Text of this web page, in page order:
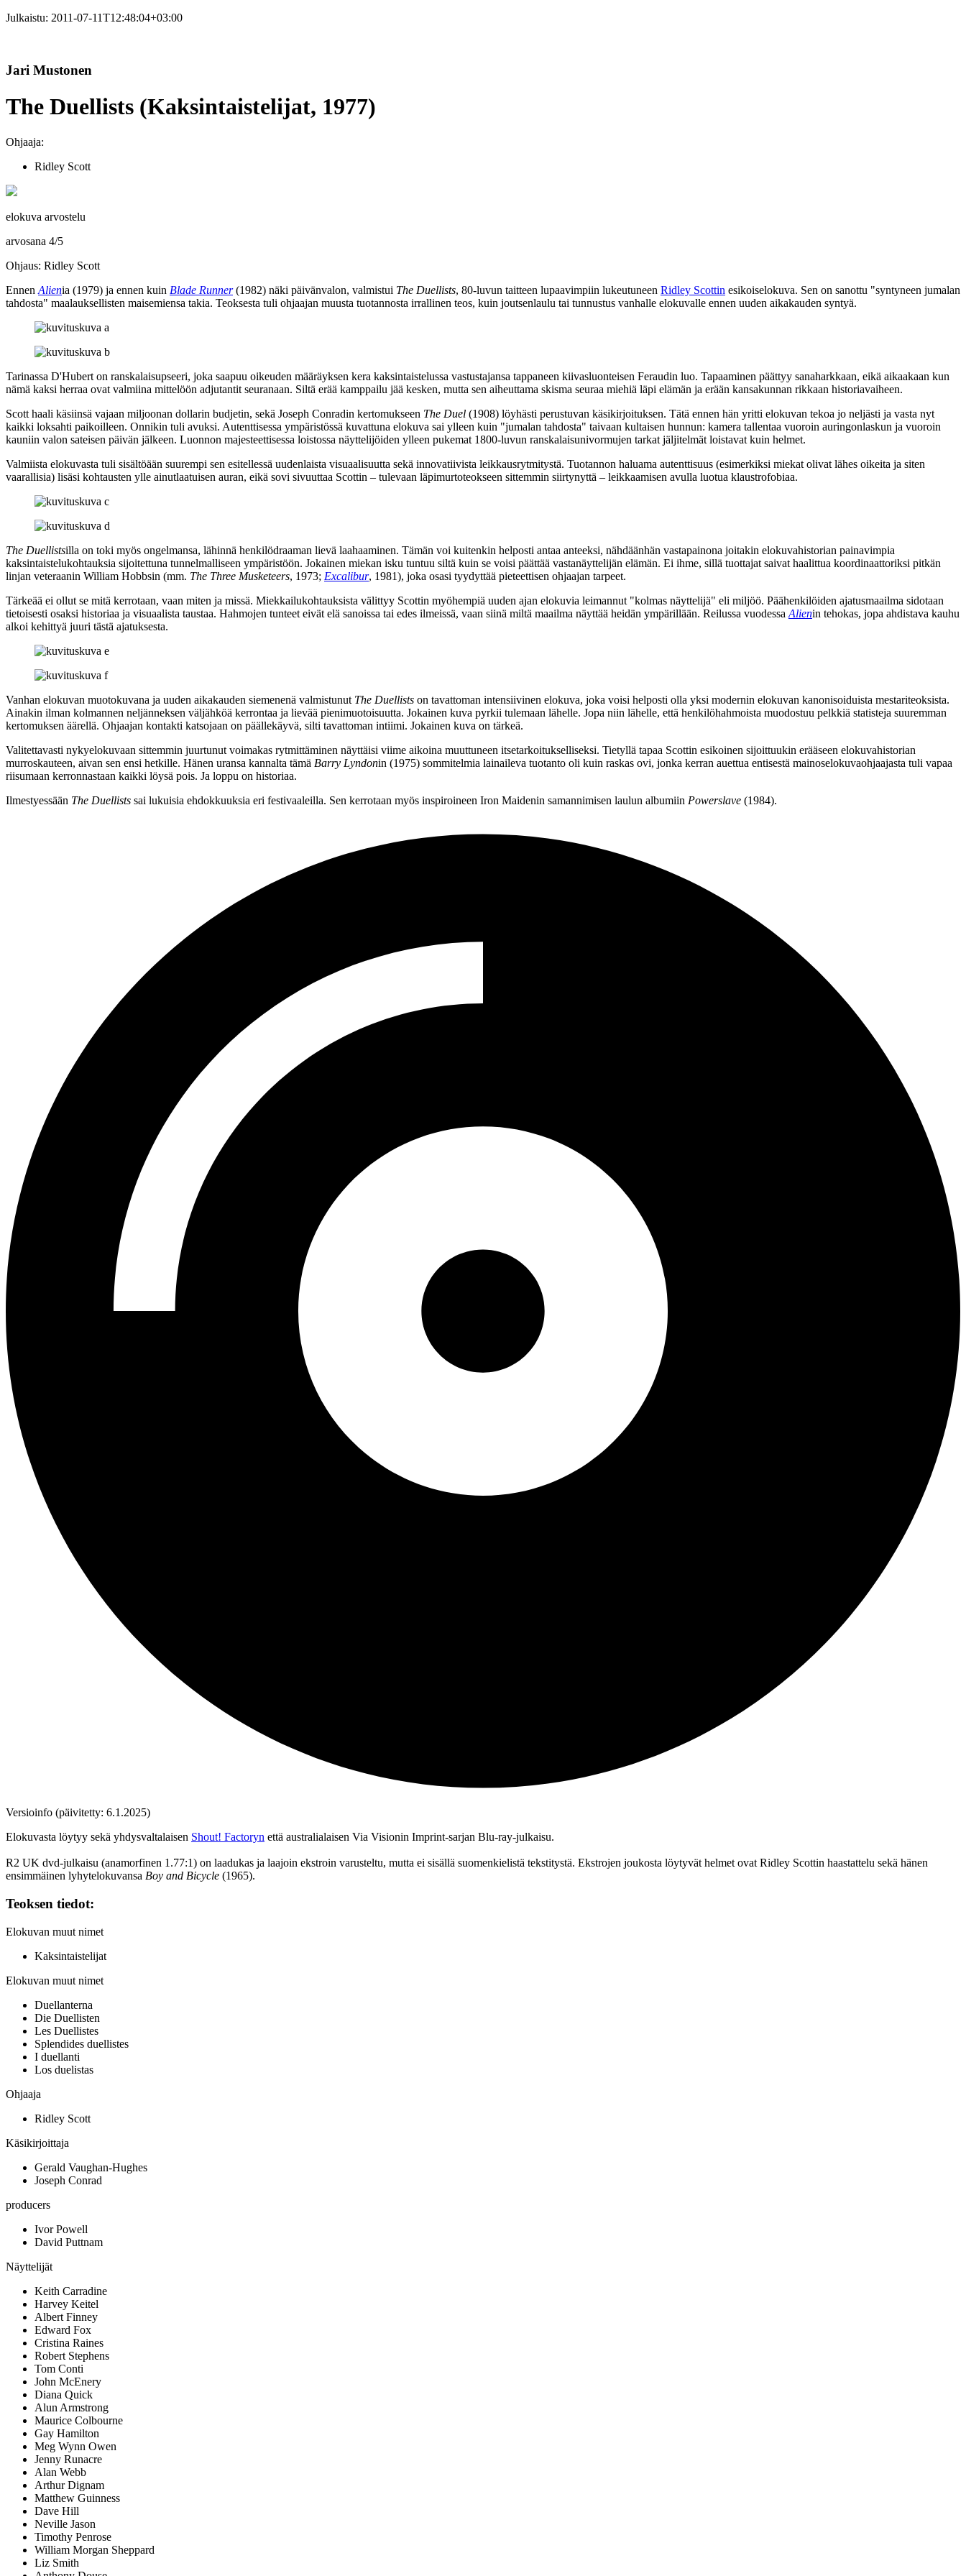
Julkaistu: 2011-07-11T12:48:04+03:00
Jari Mustonen
The Duellists (Kaksintaistelijat, 1977)
Ohjaaja:
Ridley Scott
elokuva arvostelu
arvosana 4/5
Ohjaus: Ridley Scott
Ennen Alienia (1979) ja ennen kuin Blade Runner(1982) näki päivänvalon, valmistui The Duellists, 80‑luvun taitteen lupaavimpiin lukeutuneen Ridley Scottin esikoiselokuva. Sen on sanottu "syntyneen jumalan
tahdosta" maalauksellisten maisemiensa takia. Teoksesta tuli ohjaajan muusta tuotannosta irrallinen teos, kuin joutsenlaulu tai tunnustus vanhalle elokuvalle ennen uuden aikakauden syntyä.
Tarinassa D'Hubert on ranskalaisupseeri, joka saapuu oikeuden määräyksen kera kaksintaistelussa vastustajansa tappaneen kiivasluonteisen Feraudin luo. Tapaaminen päättyy sanaharkkaan, eikä aikaakaan kun
nämä kaksi herraa ovat valmiina mittelöön adjutantit seuranaan. Siltä erää kamppailu jää kesken, mutta sen aiheuttama skisma seuraa miehiä läpi elämän ja erään kansakunnan rikkaan historiavaiheen.
Scott haali käsiinsä vajaan miljoonan dollarin budjetin, sekä Joseph Conradin kertomukseen The Duel (1908) löyhästi perustuvan käsikirjoituksen. Tätä ennen hän yritti elokuvan tekoa jo neljästi ja vasta nyt
kaikki loksahti paikoilleen. Onnikin tuli avuksi. Autenttisessa ympäristössä kuvattuna elokuva sai ylleen kuin "jumalan tahdosta" taivaan kultaisen hunnun: kamera tallentaa vuoroin auringonlaskun ja vuoroin
kauniin valon sateisen päivän jälkeen. Luonnon majesteettisessa loistossa näyttelijöiden ylleen pukemat 1800‑luvun ranskalaisunivormujen tarkat jäljitelmät loistavat kuin helmet.
Valmiista elokuvasta tuli sisältöään suurempi sen esitellessä uudenlaista visuaalisuutta sekä innovatiivista leikkausrytmitystä. Tuotannon haluama autenttisuus (esimerkiksi miekat olivat lähes oikeita ja siten
vaarallisia) lisäsi kohtausten ylle ainutlaatuisen auran, eikä sovi sivuuttaa Scottin – tulevaan läpimurtoteokseen sittemmin siirtynyttä – leikkaamisen avulla luotua klaustrofobiaa.
The Duellistsilla on toki myös ongelmansa, lähinnä henkilödraaman lievä laahaaminen. Tämän voi kuitenkin helposti antaa anteeksi, nähdäänhän vastapainona joitakin elokuvahistorian painavimpia
kaksintaistelukohtauksia sijoitettuna tunnelmalliseen ympäristöön. Jokainen miekan isku tuntuu siltä kuin se voisi päättää vastanäyttelijän elämän. Ei ihme, sillä tuottajat saivat haalittua koordinaattoriksi pitkän
linjan veteraanin William Hobbsin (mm. The Three Musketeers, 1973; Excalibur, 1981), joka osasi tyydyttää pieteettisen ohjaajan tarpeet.
Tärkeää ei ollut se mitä kerrotaan, vaan miten ja missä. Miekkailukohtauksista välittyy Scottin myöhempiä uuden ajan elokuvia leimannut "kolmas näyttelijä" eli miljöö. Päähenkilöiden ajatusmaailma sidotaan
tietoisesti osaksi historiaa ja visuaalista taustaa. Hahmojen tunteet eivät elä sanoissa tai edes ilmeissä, vaan siinä miltä maailma näyttää heidän ympärillään. Reilussa vuodessa Alienin tehokas, jopa ahdistava kauhu
alkoi kehittyä juuri tästä ajatuksesta.
Vanhan elokuvan muotokuvana ja uuden aikakauden siemenenä valmistunut The Duellists on tavattoman intensiivinen elokuva, joka voisi helposti olla yksi modernin elokuvan kanonisoiduista mestariteoksista.
Ainakin ilman kolmannen neljänneksen väljähköä kerrontaa ja lievää pienimuotoisuutta. Jokainen kuva pyrkii tulemaan lähelle. Jopa niin lähelle, että henkilöhahmoista muodostuu pelkkiä statisteja suuremman
kertomuksen äärellä. Ohjaajan kontakti katsojaan on päällekäyvä, silti tavattoman intiimi. Jokainen kuva on tärkeä.
Valitettavasti nykyelokuvaan sittemmin juurtunut voimakas rytmittäminen näyttäisi viime aikoina muuttuneen itsetarkoitukselliseksi. Tietyllä tapaa Scottin esikoinen sijoittuukin erääseen elokuvahistorian
murroskauteen, aivan sen ensi hetkille. Hänen uransa kannalta tämä Barry Lyndonin (1975) sommitelmia lainaileva tuotanto oli kuin raskas ovi, jonka kerran auettua entisestä mainoselokuvaohjaajasta tuli vapaa
riisumaan kerronnastaan kaikki löysä pois. Ja loppu on historiaa.
Ilmestyessään The Duellists sai lukuisia ehdokkuuksia eri festivaaleilla. Sen kerrotaan myös inspiroineen Iron Maidenin samannimisen laulun albumiin Powerslave (1984).
Versioinfo (päivitetty: 6.1.2025)
Elokuvasta löytyy sekä yhdysvaltalaisen Shout! Factoryn että australialaisen Via Visionin Imprint-sarjan Blu‑ray‑julkaisu.
R2 UK dvd‑julkaisu (anamorfinen 1.77:1) on laadukas ja laajoin ekstroin varusteltu, mutta ei sisällä suomenkielistä tekstitystä. Ekstrojen joukosta löytyvät helmet ovat Ridley Scottin haastattelu sekä hänen
ensimmäinen lyhytelokuvansa Boy and Bicycle (1965).
Teoksen tiedot:
Elokuvan muut nimet
Kaksintaistelijat
Elokuvan muut nimet
Duellanterna
Die Duellisten
Les Duellistes
Splendides duellistes
I duellanti
Los duelistas
Ohjaaja
Ridley Scott
Käsikirjoittaja
Gerald Vaughan-Hughes
Joseph Conrad
producers
Ivor Powell
David Puttnam
Näyttelijät
Keith Carradine
Harvey Keitel
Albert Finney
Edward Fox
Cristina Raines
Robert Stephens
Tom Conti
John McEnery
Diana Quick
Alun Armstrong
Maurice Colbourne
Gay Hamilton
Meg Wynn Owen
Jenny Runacre
Alan Webb
Arthur Dignam
Matthew Guinness
Dave Hill
Neville Jason
Timothy Penrose
William Morgan Sheppard
Liz Smith